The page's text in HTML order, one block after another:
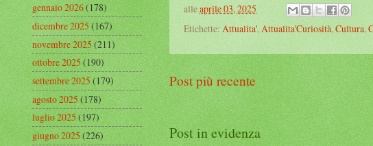
alleaprile 03, 2025
Etichette: Attualita',Attualita'Curiosità,Cultura,
Post più recente
Post in evidenza
gennaio 2026(178)
dicembre 2025(167)
novembre 2025(211)
ottobre 2025(190)
settembre 2025(179)
agosto 2025(178)
luglio 2025(197)
giugno 2025(226)